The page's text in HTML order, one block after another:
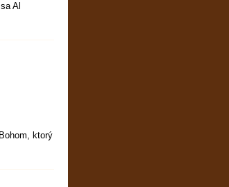
Al
ktorý